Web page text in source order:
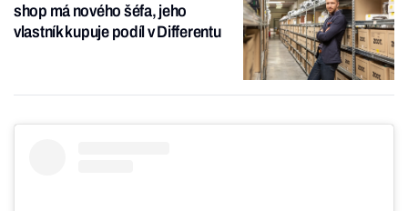
shop má nového šéfa, jeho
vlastník kupuje podíl v Differentu